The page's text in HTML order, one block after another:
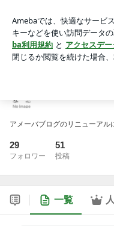
アプリをダウンロードして
ょう。
アメーバブログのリニューアル
29
フォロワー
51
投稿
一覧